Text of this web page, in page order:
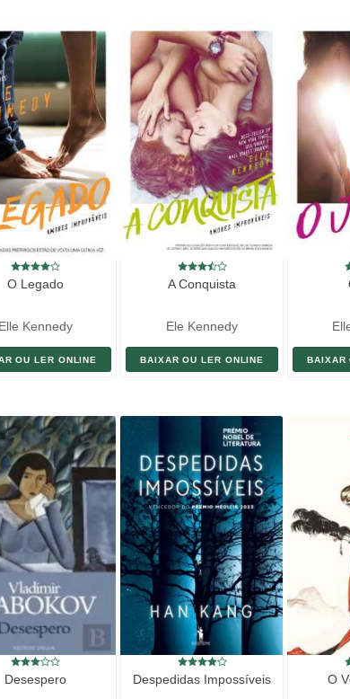
O Legado
Elle Kennedy
OU LER ONLINE
A Conquista
Ele Kennedy
BAIXAR OU LER ONLINE BAIXAR
Desespero Despedidas Impossíveis O